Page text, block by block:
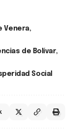
Venera
de Bolívar
Social